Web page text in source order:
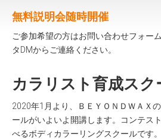
無料説明会随時開催
ご参加希望の方はお問い合わせフォー
タDMからご連絡ください。
カラリスト育成スク
2020年1月より、ＢＥＹＯＮＤＷＡＸ
ールがいよいよ開講します。コンテス
べるボディカラーリングスクールです。